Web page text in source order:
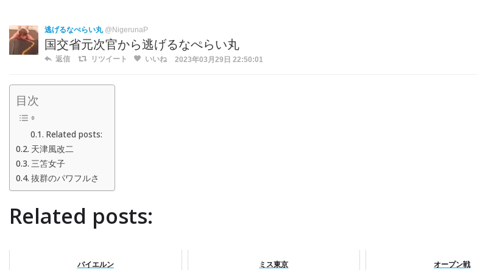
逃げるなぺらい丸 @NigerunaP
国交省元次官から逃げるなぺらい丸
返信 リツイート いいね 2023年03月29日 22:50:01
目次
Related posts:
天津風改二
三笘女子
抜群のパワフルさ
Related posts:
バイエルン ミス東京 オープン戦